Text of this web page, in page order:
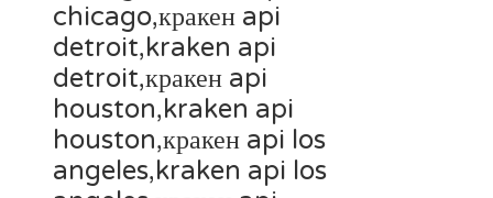
chicago,кракен api
detroit,kraken api
detroit,кракен api
houston,kraken api
houston,кракен api los
angeles,kraken api los